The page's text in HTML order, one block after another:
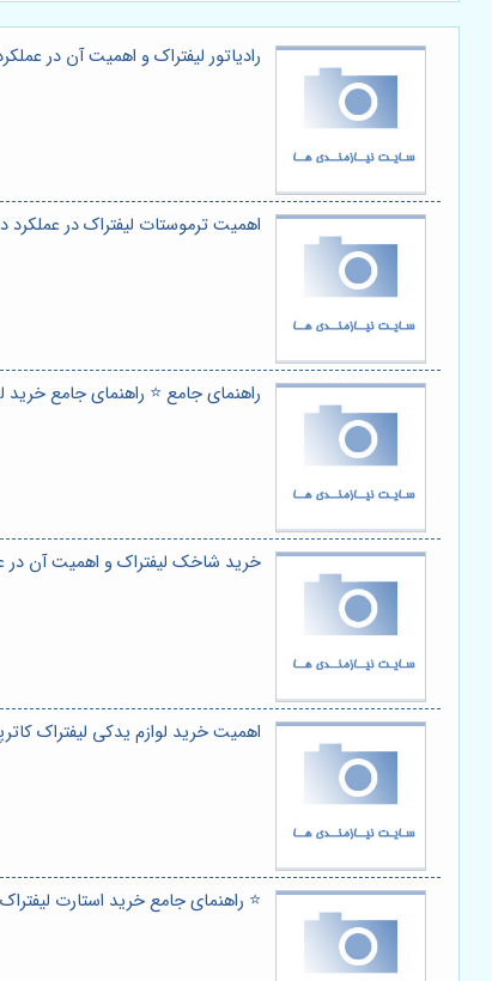
رادیاتور لیفتراک و اهمیت آن در
اهمیت ترموستات لیفتراک در
راهنمای جامع ⭐️ راهنمای جامع خرید
خرید شاخک لیفتراک و اهمیت آن در
اهمیت خرید لوازم یدکی لیفتراک
⭐️ راهنمای جامع خرید استارت